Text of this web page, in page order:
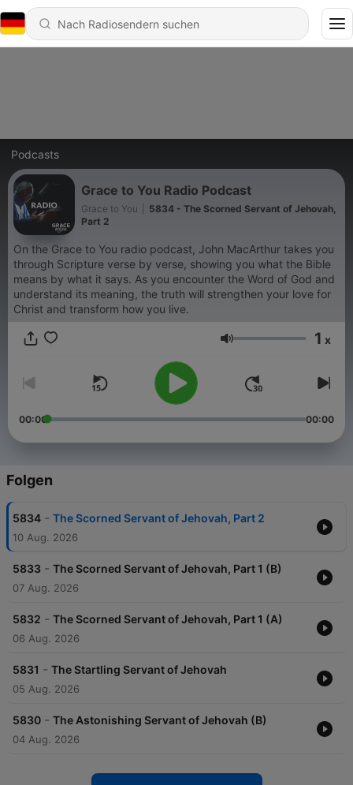
Podcasts
Grace to You Radio Podcast
Grace to You
5834 - The Scorned Servant of Jehovah,
Part 2
On the Grace to You radio podcast, John MacArthur takes you
through Scripture verse by verse, showing you what the Bible
means by what it says. As you encounter the Word of God and
understand its meaning, the truth will strengthen your love for
Christ and transform how you live.
Lautstärke 1 x
00:00 00:00
Folgen
5834 - The Scorned Servant of Jehovah, Part 2
10 Aug. 2026
5833 - The Scorned Servant of Jehovah, Part 1 (B)
07 Aug. 2026
5832 - The Scorned Servant of Jehovah, Part 1 (A)
06 Aug. 2026
5831 - The Startling Servant of Jehovah
05 Aug. 2026
5830 - The Astonishing Servant of Jehovah (B)
04 Aug. 2026